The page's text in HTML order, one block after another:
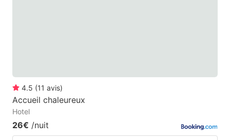
4.5 (11 avis)
Accueil chaleureux
Hotel
26€ /nuit